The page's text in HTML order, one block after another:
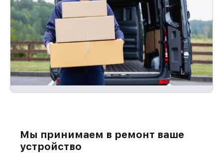
Мы принимаем в ремонт ваше
устройство